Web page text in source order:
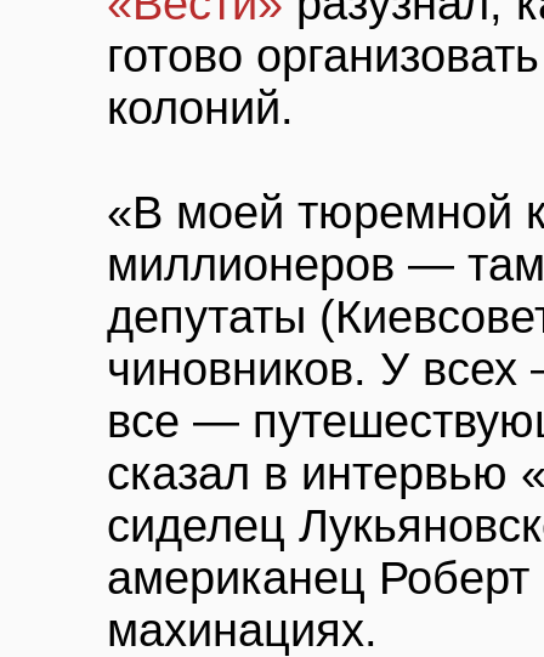
готово
колоний.
«В моей тюремной
миллионеров —
депутаты
чиновников. У
все —
сказал в интервью
сиделец
американец
махинациях.